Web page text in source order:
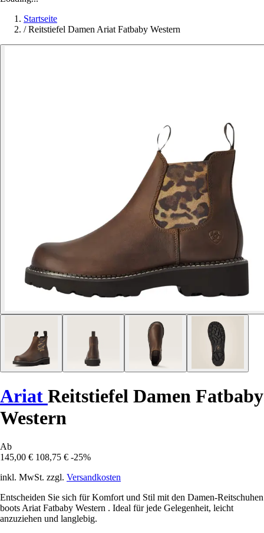
Startseite
/ Reitstiefel Damen Ariat Fatbaby Western
Ariat Reitstiefel Damen Fatbaby
Western
Ab
145,00 € 108,75 € -25%
inkl. MwSt. zzgl. Versandkosten
Entscheiden Sie sich für Komfort und Stil mit den Damen-Reitschuhen
boots Ariat Fatbaby Western . Ideal für jede Gelegenheit, leicht
anzuziehen und langlebig.